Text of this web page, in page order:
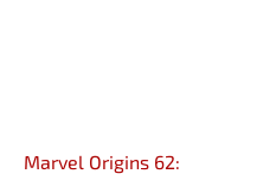
Marvel Origins 62: